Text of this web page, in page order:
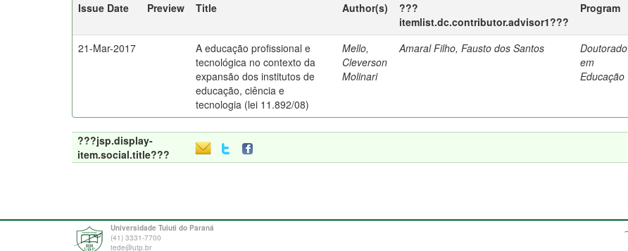
Issue Date
Preview Title Author(s)
???
itemlist.dc.contributor.advisor1???
Program
21-Mar-2017
A educação profissional e
tecnológica no contexto da
expansão dos institutos de
educação, ciência e
tecnologia (lei 11.892/08)
Mello,
Cleverson
Molinari
Amaral Filho, Fausto dos Santos
Doutorado
em
Educação
???jsp.display-
item.social.title???
Universidade Tuiuti do Paraná
(41) 3331-7700
tede@utp.br